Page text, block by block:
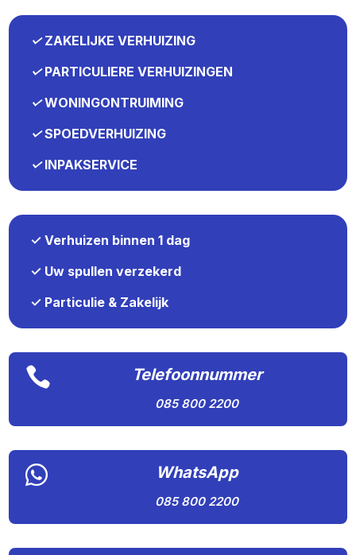
✓ZAKELIJKE VERHUIZING
✓PARTICULIERE VERHUIZINGEN
✓WONINGONTRUIMING
✓SPOEDVERHUIZING
✓INPAKSERVICE
✓ Verhuizen binnen 1 dag
✓ Uw spullen verzekerd
✓ Particulie & Zakelijk
 Telefoonnummer
085 800 2200
 WhatsApp
085 800 2200